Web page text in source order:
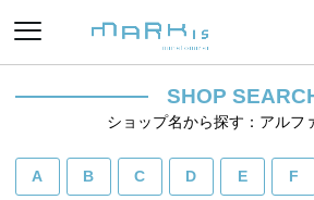
SHOP
ショップ名から探す：アルフ
A B C D E F